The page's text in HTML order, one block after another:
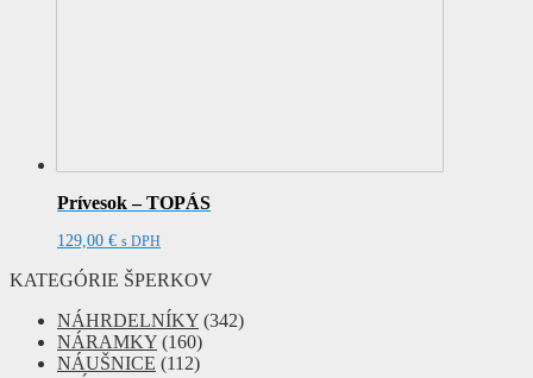
Prívesok – TOPÁS
129,00 € s DPH
KATEGÓRIE ŠPERKOV
NÁHRDELNÍKY (342)
NÁRAMKY (160)
NÁUŠNICE (112)